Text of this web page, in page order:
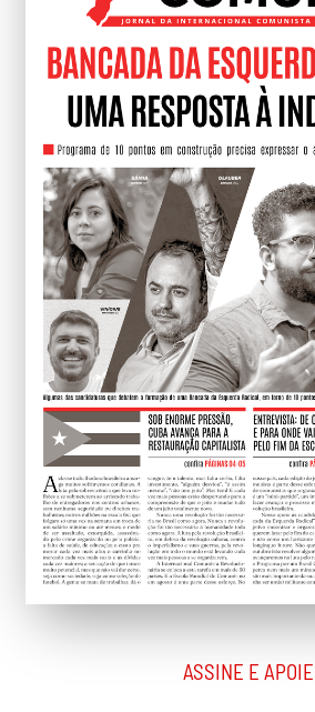
ASSINE E APOIE
Relacionados